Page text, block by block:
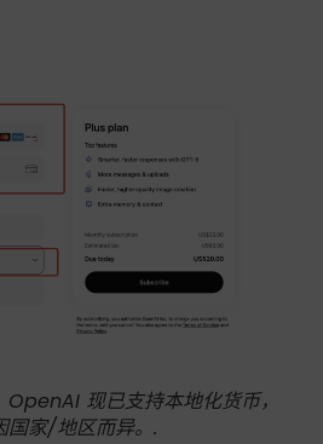
现已支持本地化货币，
国家/地区而异。.